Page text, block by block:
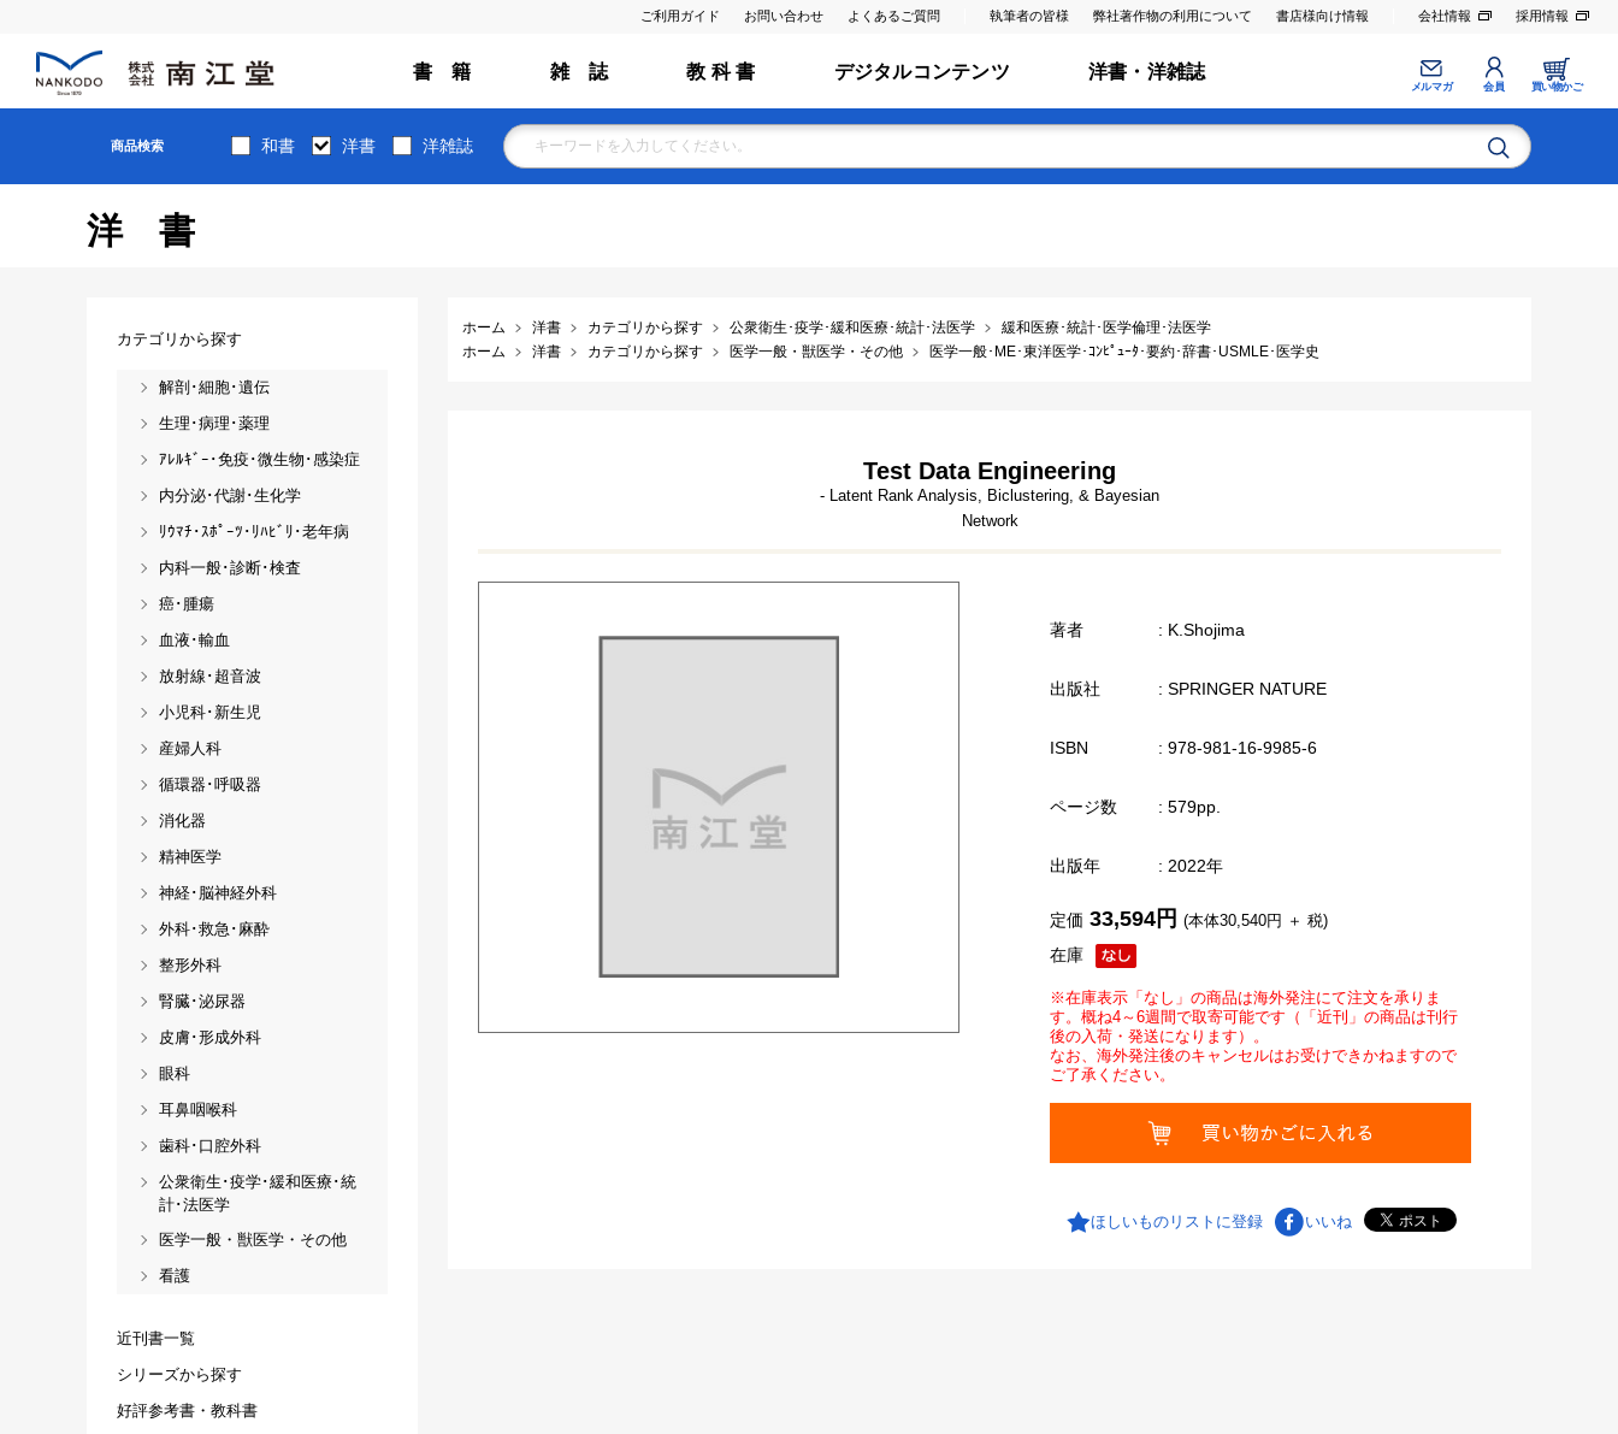
ご利用ガイド お問い合わせ よくあるご質問 執筆者の皆様 弊社著作物の利用について 書店様向け情報 会社情報 採用情報
書 籍 雑 誌 教 科 書 デジタルコンテンツ 洋書・洋雑誌
メルマガ 会員 買い物かご
商品検索 和書 洋書 洋雑誌
洋書
ホーム 洋書 カテゴリから探す 公衆衛生･疫学･緩和医療･統計･法医学
緩和医療･統計･医学倫理･法医学
ホーム
洋書 カテゴリから探す 医学一般・獣医学・その他 医学一般･ME･東洋医学･ｺﾝﾋﾟｭｰﾀ･要約･辞書･USMLE･医学史
Test Data Engineering
- Latent Rank Analysis, Biclustering, & Bayesian
Network
著者 : K.Shojima
出版社 : SPRINGER NATURE
ISBN : 978-981-16-9985-6
ページ数 : 579pp.
出版年 : 2022年
在庫
定価 33,594円 (本体30,540円 ＋ 税)
※在庫表示「なし」の商品は海外発注にて注文を承りま
す。概ね4～6週間で取寄可能です（「近刊」の商品は刊行
後の入荷・発送になります）。
なお、海外発注後のキャンセルはお受けできかねますので
ご了承ください。
ほしいものリストに登録 いいね
カテゴリから探す
解剖･細胞･遺伝
生理･病理･薬理
ｱﾚﾙｷﾞｰ･免疫･微生物･感染症
内分泌･代謝･生化学
ﾘｳﾏﾁ･ｽﾎﾟｰﾂ･ﾘﾊﾋﾞﾘ･老年病
内科一般･診断･検査
癌･腫瘍
血液･輸血
放射線･超音波
小児科･新生児
産婦人科
循環器･呼吸器
消化器
精神医学
神経･脳神経外科
外科･救急･麻酔
整形外科
腎臓･泌尿器
皮膚･形成外科
眼科
耳鼻咽喉科
歯科･口腔外科
公衆衛生･疫学･緩和医療･統
計･法医学
医学一般・獣医学・その他
看護
近刊書一覧
シリーズから探す
好評参考書・教科書